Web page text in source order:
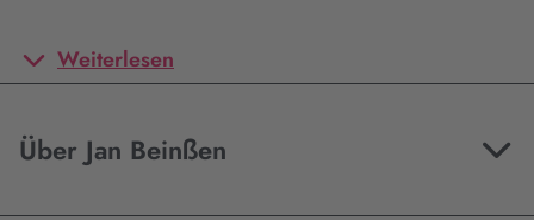
Weiterlesen
Über Jan Beinßen